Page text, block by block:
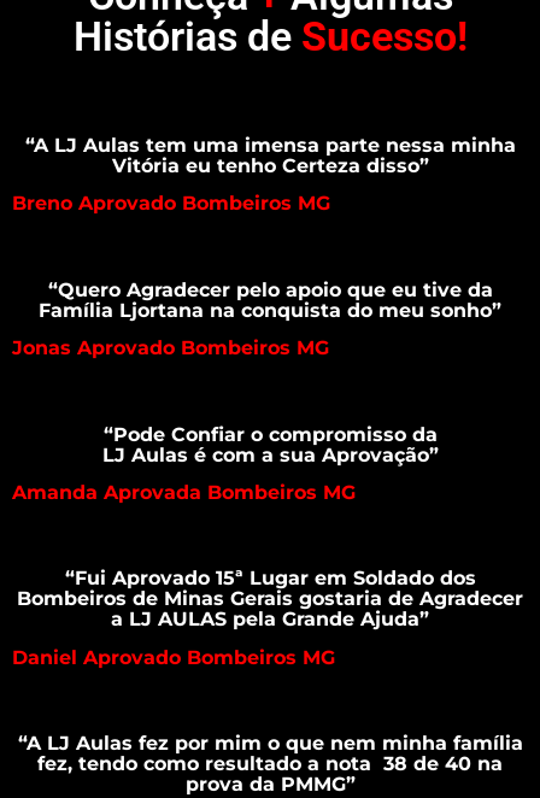
Histórias de Sucesso!
“A LJ Aulas tem uma imensa parte nessa minha
Vitória eu tenho Certeza disso”
Breno Aprovado Bombeiros MG
“Quero Agradecer pelo apoio que eu tive da
Família Ljortana na conquista do meu sonho”
Jonas Aprovado Bombeiros MG
“Pode Confiar o compromisso da
LJ Aulas é com a sua Aprovação”
Amanda Aprovada Bombeiros MG
“Fui Aprovado 15ª Lugar em Soldado dos
Bombeiros de Minas Gerais gostaria de Agradecer
a LJ AULAS pela Grande Ajuda”
Daniel Aprovado Bombeiros MG
“A LJ Aulas fez por mim o que nem minha família
fez, tendo como resultado a nota 38 de 40 na
prova da PMMG”